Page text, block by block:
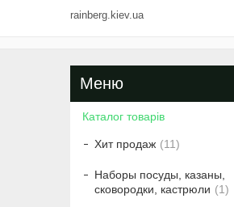
rainberg.kiev.ua
Каталог товарів
Хит продаж 11
Наборы посуды, казаны,
сковородки, кастрюли
1